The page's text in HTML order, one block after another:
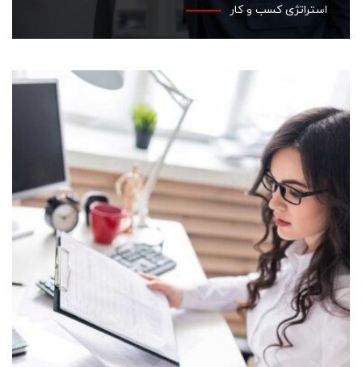
استراتژی کسب و کار